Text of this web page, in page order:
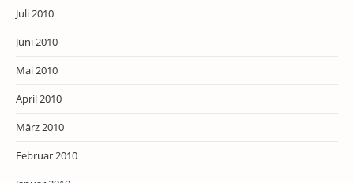
Juli 2010
Juni 2010
Mai 2010
April 2010
März 2010
Februar 2010